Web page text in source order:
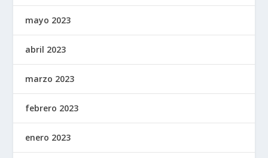
mayo 2023
abril 2023
marzo 2023
febrero 2023
enero 2023